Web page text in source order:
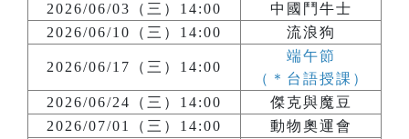
2026/06/03（三）14:00
中國鬥牛士
2026/06/10（三）14:00
流浪狗
2026/06/17（三）14:00
端午節
（＊台語授課）
2026/06/24（三）14:00
傑克與魔豆
2026/07/01（三）14:00
動物奧運會